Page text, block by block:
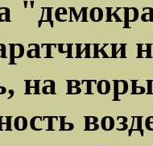
на